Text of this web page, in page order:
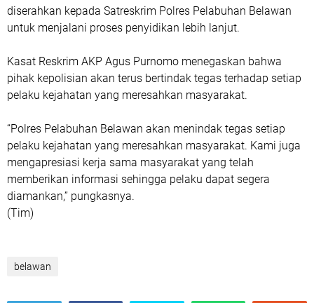
diserahkan kepada Satreskrim Polres Pelabuhan Belawan
untuk menjalani proses penyidikan lebih lanjut.
Kasat Reskrim AKP Agus Purnomo menegaskan bahwa
pihak kepolisian akan terus bertindak tegas terhadap setiap
pelaku kejahatan yang meresahkan masyarakat.
“Polres Pelabuhan Belawan akan menindak tegas setiap
pelaku kejahatan yang meresahkan masyarakat. Kami juga
mengapresiasi kerja sama masyarakat yang telah
memberikan informasi sehingga pelaku dapat segera
diamankan,” pungkasnya.
(Tim)
belawan